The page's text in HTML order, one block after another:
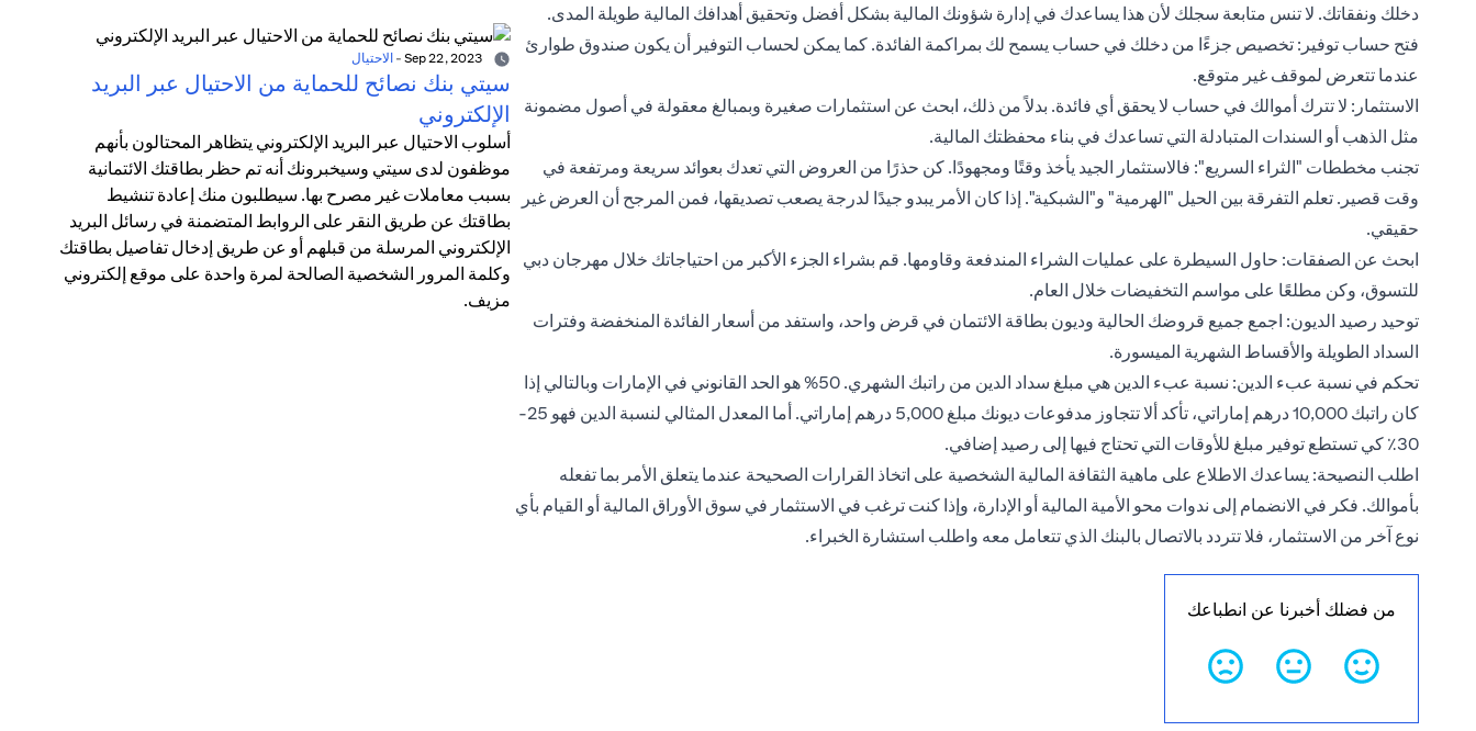
دخلك ونفقاتك. لا تنس متابعة سجلك لأن هذا يساعدك في إدارة شؤونك المالية بشكل أفضل وتحقيق أهدافك المالية طويلة المدى.
فتح حساب توفير: تخصيص جزءًا من دخلك في حساب يسمح لك بمراكمة الفائدة. كما يمكن لحساب التوفير أن يكون صندوق طوارئ
عندما تتعرض لموقف غير متوقع.
الاستثمار: لا تترك أموالك في حساب لا يحقق أي فائدة. بدلاً من ذلك، ابحث عن استثمارات صغيرة وبمبالغ معقولة في أصول مضمونة
مثل الذهب أو السندات المتبادلة التي تساعدك في بناء محفظتك المالية.
تجنب مخططات "الثراء السريع": فالاستثمار الجيد يأخذ وقتًا ومجهودًا. كن حذرًا من العروض التي تعدك بعوائد سريعة ومرتفعة في
وقت قصير. تعلم التفرقة بين الحيل "الهرمية" و"الشبكية". إذا كان الأمر يبدو جيدًا لدرجة يصعب تصديقها، فمن المرجح أن العرض غير
حقيقي.
ابحث عن الصفقات: حاول السيطرة على عمليات الشراء المندفعة وقاومها. قم بشراء الجزء الأكبر من احتياجاتك خلال مهرجان دبي
للتسوق، وكن مطلعًا على مواسم التخفيضات خلال العام.
توحيد رصيد الديون: اجمع جميع قروضك الحالية وديون بطاقة الائتمان في قرض واحد، واستفد من أسعار الفائدة المنخفضة وفترات
السداد الطويلة والأقساط الشهرية الميسورة.
تحكم في نسبة عبء الدين: نسبة عبء الدين هي مبلغ سداد الدين من راتبك الشهري. 50% هو الحد القانوني في الإمارات وبالتالي إذا
كان راتبك 10,000 درهم إماراتي، تأكد ألا تتجاوز مدفوعات ديونك مبلغ 5,000 درهم إماراتي. أما المعدل المثالي لنسبة الدين فهو 25-
30٪ كي تستطع توفير مبلغ للأوقات التي تحتاج فيها إلى رصيد إضافي.
اطلب النصيحة: يساعدك الاطلاع على ماهية الثقافة المالية الشخصية على اتخاذ القرارات الصحيحة عندما يتعلق الأمر بما تفعله
بأموالك. فكر في الانضمام إلى ندوات محو الأمية المالية أو الإدارة، وإذا كنت ترغب في الاستثمار في سوق الأوراق المالية أو القيام بأي
نوع آخر من الاستثمار، فلا تتردد بالاتصال بالبنك الذي تتعامل معه واطلب استشارة الخبراء.
- الاحتيال
سيتي بنك نصائح للحماية من الاحتيال عبر البريد
الإلكتروني
أسلوب الاحتيال عبر البريد الإلكتروني يتظاهر المحتالون بأنهم
موظفون لدى سيتي وسيخبرونك أنه تم حظر بطاقتك الائتمانية
بسبب معاملات غير مصرح بها. سيطلبون منك إعادة تنشيط
بطاقتك عن طريق النقر على الروابط المتضمنة في رسائل البريد
الإلكتروني المرسلة من قبلهم أو عن طريق إدخال تفاصيل بطاقتك
وكلمة المرور الشخصية الصالحة لمرة واحدة على موقع إلكتروني
مزيف.
من فضلك أخبرنا عن انطباعك